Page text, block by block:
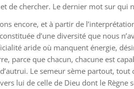
de chercher. Le dernier mot sur qui
encore, et à partir de
d’une diversité que nous
aride où manquent énergie,
parce que chacun, chacune est
Le semeur sème partout,
lui de celle de Dieu dont le